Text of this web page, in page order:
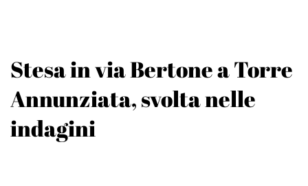
Stesa in via Bertone a Torre
Annunziata, svolta nelle
indagini